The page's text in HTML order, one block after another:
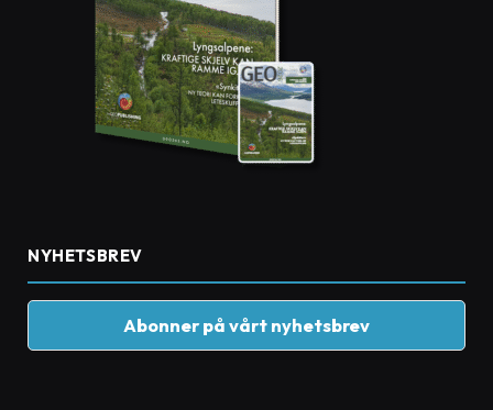
NYHETSBREV
Abonner på vårt nyhetsbrev